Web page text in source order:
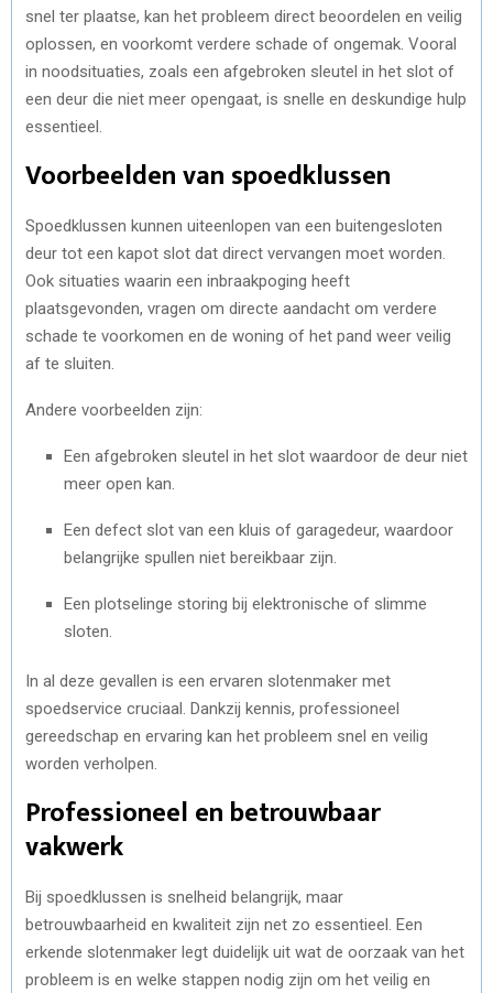
snel ter plaatse, kan het probleem direct beoordelen en veilig
oplossen, en voorkomt verdere schade of ongemak. Vooral
in noodsituaties, zoals een afgebroken sleutel in het slot of
een deur die niet meer opengaat, is snelle en deskundige hulp
essentieel.
Voorbeelden van spoedklussen
Spoedklussen kunnen uiteenlopen van een buitengesloten
deur tot een kapot slot dat direct vervangen moet worden.
Ook situaties waarin een inbraakpoging heeft
plaatsgevonden, vragen om directe aandacht om verdere
schade te voorkomen en de woning of het pand weer veilig
af te sluiten.
Andere voorbeelden zijn:
Een afgebroken sleutel in het slot waardoor de deur niet
meer open kan.
Een defect slot van een kluis of garagedeur, waardoor
belangrijke spullen niet bereikbaar zijn.
Een plotselinge storing bij elektronische of slimme
sloten.
In al deze gevallen is een ervaren slotenmaker met
spoedservice cruciaal. Dankzij kennis, professioneel
gereedschap en ervaring kan het probleem snel en veilig
worden verholpen.
Professioneel en betrouwbaar
vakwerk
Bij spoedklussen is snelheid belangrijk, maar
betrouwbaarheid en kwaliteit zijn net zo essentieel. Een
erkende slotenmaker legt duidelijk uit wat de oorzaak van het
probleem is en welke stappen nodig zijn om het veilig en